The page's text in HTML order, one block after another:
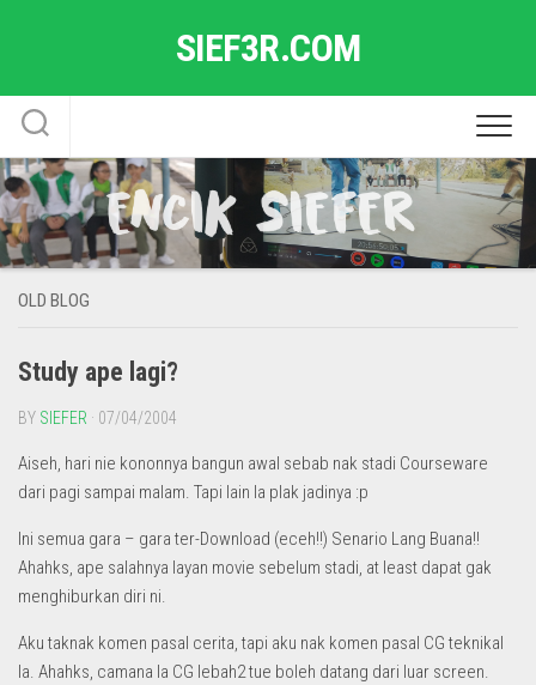
SIEF3R.COM
OLD BLOG
Study ape lagi?
BY SIEFER · 07/04/2004
Aiseh, hari nie kononnya bangun awal sebab nak stadi Courseware
dari pagi sampai malam. Tapi lain la plak jadinya :p
Ini semua gara – gara ter-Download (eceh!!) Senario Lang Buana!!
Ahahks, ape salahnya layan movie sebelum stadi, at least dapat gak
menghiburkan diri ni.
Aku taknak komen pasal cerita, tapi aku nak komen pasal CG teknikal
la. Ahahks, camana la CG lebah2 tue boleh datang dari luar screen.